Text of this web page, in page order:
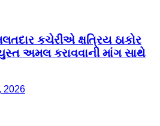
કચેરીએ ક્ષત્રિય ઠાકોર
ચુસ્ત અમલ કરાવવાની માંગ સાથે
2026